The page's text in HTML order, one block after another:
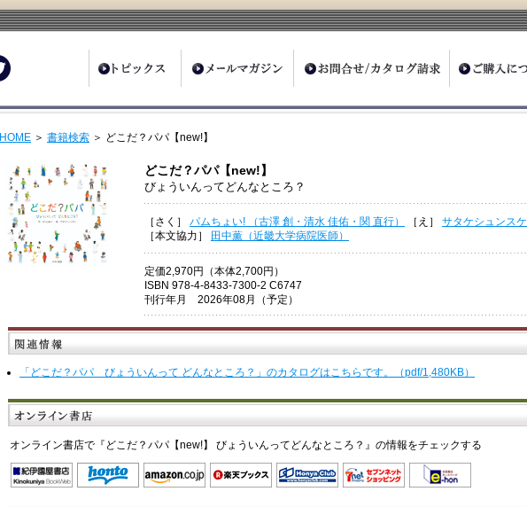
HOME ＞ 書籍検索 ＞ どこだ？パパ【new!】
どこだ？パパ【new!】
びょういんってどんなところ？
［さく］ パムちょい! （古澤 創・清水 佳佑・関 直行） ［え］ サタケシュンスケ
［本文協力］
田中薫（近畿大学病院医師）
定価2,970円（本体2,700円）
ISBN 978-4-8433-7300-2 C6747
刊行年月 2026年08月（予定）
「どこだ？パパ びょういんって どんなところ？」のカタログはこちらです。（pdf/1,480KB）
オンライン書店で『どこだ？パパ【new!】 びょういんってどんなところ？』の情報をチェックする